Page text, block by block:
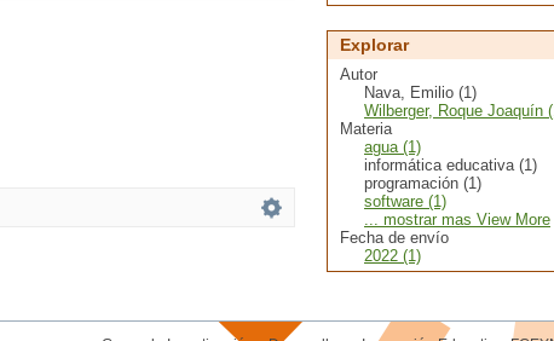
Explorar
Autor
Nava, Emilio (1)
Wilberger, Roque Joaquín
Materia
agua (1)
informática educativa (1)
programación (1)
software (1)
... mostrar mas View More
Fecha de envío
2022 (1)